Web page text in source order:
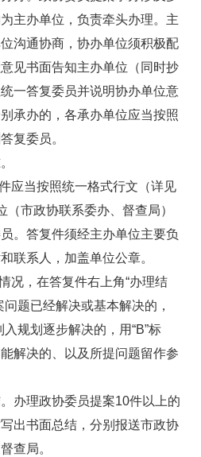
主办单位，负责牵头办理。主
沟通协商，协办单位须积极配
见书面告知主办单位（同时抄
一答复委员并说明协办单位意
承办的，各承办单位应当按照
复委员。
应当按照统一格式行文（详见
（市政协联系委办、督查局）
。答复件须经主办单位主要负
联系人，加盖单位公章。
况，在答复件右上角“办理结
题已经解决或基本解决的，
入规划逐步解决的，用“B”标
解决的、以及所提问题留作参
办理政协委员提案10件以上的
出书面总结，分别报送市政协
查局。